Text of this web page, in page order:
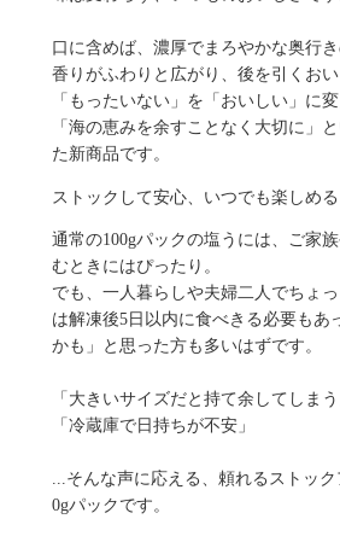
口に含めば、濃厚でまろやかな奥行
香りがふわりと広がり、後を引くおい
「もったいない」を「おいしい」に
「海の恵みを余すことなく大切に」
た新商品です。
ストックして安心、いつでも楽しめる
通常の100gパックの塩うには、ご家
むときにはぴったり。
でも、一人暮らしや夫婦二人でちょ
は解凍後5日以内に食べきる必要もあ
かも」と思った方も多いはずです。
「大きいサイズだと持て余してしまう
「冷蔵庫で日持ちが不安」
...そんな声に応える、頼れるストッ
0gパックです。